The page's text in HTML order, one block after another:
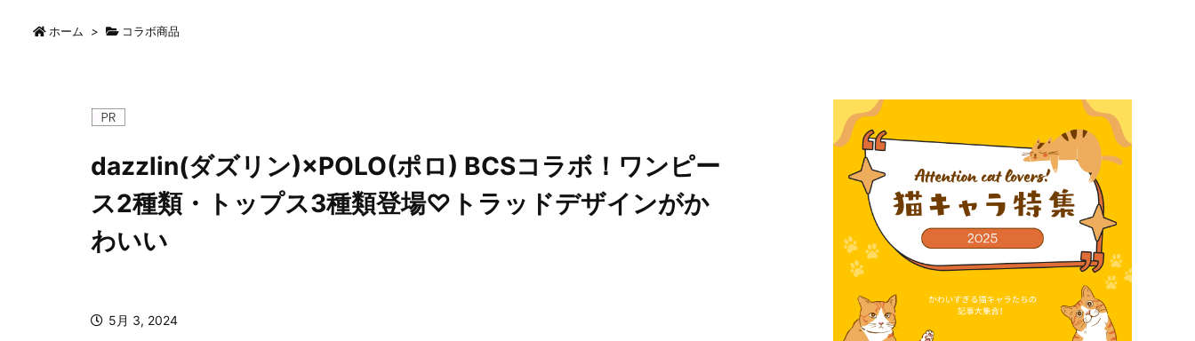
ホーム > コラボ商品
dazzlin(ダズリン)×POLO(ポロ) BCSコラボ！ワンピー
ス2種類・トップス3種類登場♡トラッドデザインがか
わいい
5月 3, 2024